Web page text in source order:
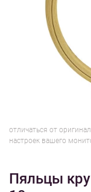
отличаться от
настроек вашего
Пяльцы